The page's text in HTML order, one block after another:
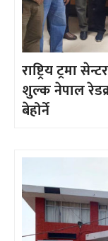
राष्ट्रिय ट्रमा
शुल्क नेपाल
बेहोर्ने